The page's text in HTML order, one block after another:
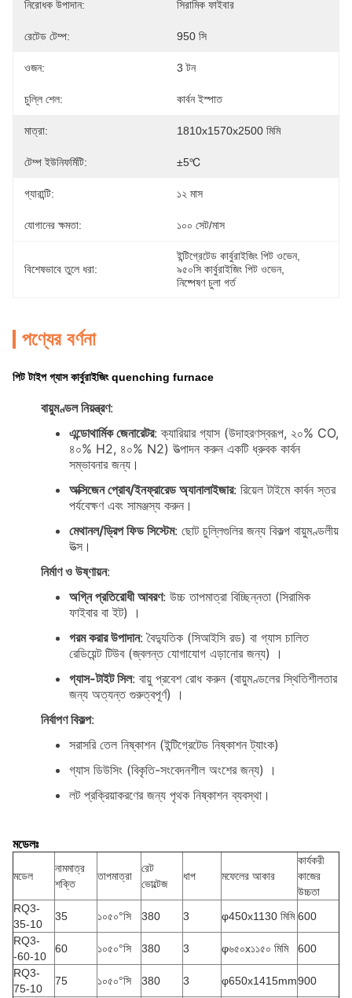
নিরোধক উপাদান: সিরামিক ফাইবার
রেটেড টেম্প: 950 সি
ওজন: 3 টন
চুল্লি শেল: কার্বন ইস্পাত
মাত্রা: 1810x1570x2500 মিমি
টেম্প ইউনিফর্মিটি: ±5℃
গ্যারান্টি: ১২ মাস
যোগানের ক্ষমতা: ১০০ সেট/মাস
বিশেষভাবে তুলে ধরা:
ইন্টিগ্রেটেড কার্বুরাইজিং পিট ওভেন,
৯৫০সি কার্বুরাইজিং পিট ওভেন,
নিষ্পেষণ চুলা গর্ত
পণ্যের বর্ণনা
পিট টাইপ গ্যাস কার্বুরাইজিং quenching furnace
বায়ুমণ্ডল নিয়ন্ত্রণ:
এন্ডোথার্মিক জেনারেটর: ক্যারিয়ার গ্যাস (উদাহরণস্বরূপ, ২০% CO,
৪০% H2, ৪০% N2) উত্পাদন করুন একটি ধ্রুবক কার্বন
সম্ভাবনার জন্য।
অক্সিজেন প্রোব/ইনফ্রারেড অ্যানালাইজার: রিয়েল টাইমে কার্বন স্তর
পর্যবেক্ষণ এবং সামঞ্জস্য করুন।
মেথানল/ড্রিপ ফিড সিস্টেম: ছোট চুল্লিগুলির জন্য বিকল্প বায়ুমণ্ডলীয়
উত্স।
নির্মাণ ও উষ্ণায়ন:
অগ্নি প্রতিরোধী আবরণ: উচ্চ তাপমাত্রা বিচ্ছিন্নতা (সিরামিক
ফাইবার বা ইট) ।
গরম করার উপাদান: বৈদ্যুতিক (সিআইসি রড) বা গ্যাস চালিত
রেডিয়েন্ট টিউব (জ্বলন্ত যোগাযোগ এড়ানোর জন্য) ।
গ্যাস-টাইট সিল: বায়ু প্রবেশ রোধ করুন (বায়ুমণ্ডলের স্থিতিশীলতার
জন্য অত্যন্ত গুরুত্বপূর্ণ) ।
নির্বাপণ বিকল্প:
সরাসরি তেল নিষ্কাশন (ইন্টিগ্রেটেড নিষ্কাশন ট্যাংক)
গ্যাস ডিউসিং (বিকৃতি-সংবেদনশীল অংশের জন্য) ।
লট প্রক্রিয়াকরণের জন্য পৃথক নিষ্কাশন ব্যবস্থা।
মডেলঃ
মডেল
নামমাত্র
শক্তি
তাপমাত্রা
রেট
ভোল্টেজ
ধাপ মফেলের আকার
কার্যকরী
কাজের
উচ্চতা
RQ3-
35-10
35 ১০৫০°সি 380 3 φ450x1130 মিমি 600
RQ3-
-60-10
60 ১০৫০°সি 380 3 φ৬৫০x১১৫০ মিমি
600
RQ3-
75-10
75 ১০৫০°সি 380 3 φ650x1415mm900